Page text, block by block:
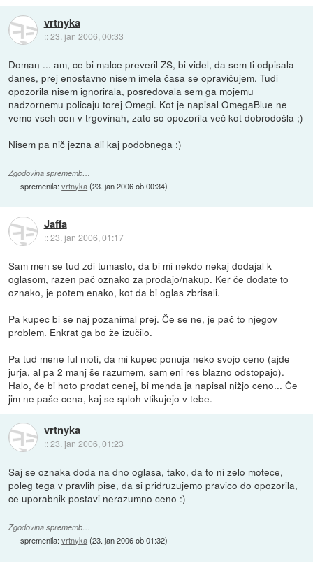
vrtnyka
::23. jan 2006, 00:33
Doman ... am, ce bi malce preveril ZS, bi videl, da sem ti odpisala
danes, prej enostavno nisem imela časa se opravičujem. Tudi
opozorila nisem ignorirala, posredovala sem ga mojemu
nadzornemu policaju torej Omegi. Kot je napisal OmegaBlue ne
vemo vseh cen v trgovinah, zato so opozorila več kot dobrodošla ;)
Nisem pa nič jezna ali kaj podobnega :)
Zgodovina sprememb…
spremenila:vrtnyka(23. jan 2006 ob 00:34)
Jaffa
::23. jan 2006, 01:17
Sam men se tud zdi tumasto, da bi mi nekdo nekaj dodajal k
oglasom, razen pač oznako za prodajo/nakup. Ker če dodate to
oznako, je potem enako, kot da bi oglas zbrisali.
Pa kupec bi se naj pozanimal prej. Če se ne, je pač to njegov
problem. Enkrat ga bo že izučilo.
Pa tud mene ful moti, da mi kupec ponuja neko svojo ceno (ajde
jurja, al pa 2 manj še razumem, sam eni res blazno odstopajo).
Halo, če bi hoto prodat cenej, bi menda ja napisal nižjo ceno... Če
jim ne paše cena, kaj se sploh vtikujejo v tebe.
vrtnyka
::23. jan 2006, 01:23
Saj se oznaka doda na dno oglasa, tako, da to ni zelo motece,
poleg tega vpravlih pise, da si pridruzujemo pravico do opozorila,
ce uporabnik postavi nerazumno ceno :)
Zgodovina sprememb…
spremenila:vrtnyka(23. jan 2006 ob 01:32)